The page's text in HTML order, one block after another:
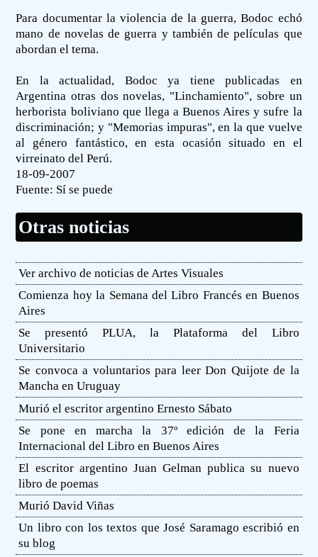
Para documentar la violencia de la guerra, Bodoc echó
mano de novelas de guerra y también de películas que
abordan el tema.
En la actualidad, Bodoc ya tiene publicadas en
Argentina otras dos novelas, "Linchamiento", sobre un
herborista boliviano que llega a Buenos Aires y sufre la
discriminación; y "Memorias impuras", en la que vuelve
al género fantástico, en esta ocasión situado en el
virreinato del Perú.
18-09-2007
Fuente: Sí se puede
Otras noticias
Ver archivo de noticias de Artes Visuales
Comienza hoy la Semana del Libro Francés en Buenos
Aires
Se presentó PLUA, la Plataforma del Libro
Universitario
Se convoca a voluntarios para leer Don Quijote de la
Mancha en Uruguay
Murió el escritor argentino Ernesto Sábato
Se pone en marcha la 37º edición de la Feria
Internacional del Libro en Buenos Aires
El escritor argentino Juan Gelman publica su nuevo
libro de poemas
Murió David Viñas
Un libro con los textos que José Saramago escribió en
su blog